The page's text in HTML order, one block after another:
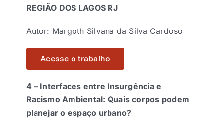
REGIÃO DOS LAGOS RJ
Autor: Margoth Silvana da Silva Cardoso
Acesse o trabalho
4 – Interfaces entre Insurgência e
Racismo Ambiental: Quais corpos podem
planejar o espaço urbano?